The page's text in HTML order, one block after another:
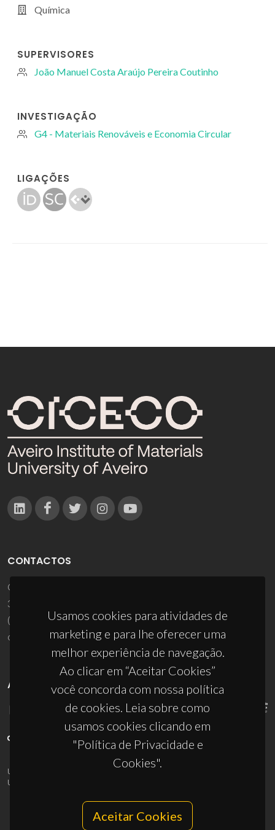
Química
SUPERVISORES
João Manuel Costa Araújo Pereira Coutinho
INVESTIGAÇÃO
G4 - Materiais Renováveis e Economia Circular
LIGAÇÕES
Usamos cookies para atividades de
marketing e para lhe oferecer uma
melhor experiência de navegação.
Ao clicar em “Aceitar Cookies”
você concorda com nossa política
de cookies. Leia sobre como
usamos cookies clicando em
"Política de Privacidade e
Cookies".
Aceitar Cookies
CONTACTOS
Campus Universitário de Santiago
3810-193 Aveiro - Portugal
(+351) 234 370 200
ciceco@ua.pt
APOIOS
UID/PRR/50011/2025
UID/PRR2/50011/2025